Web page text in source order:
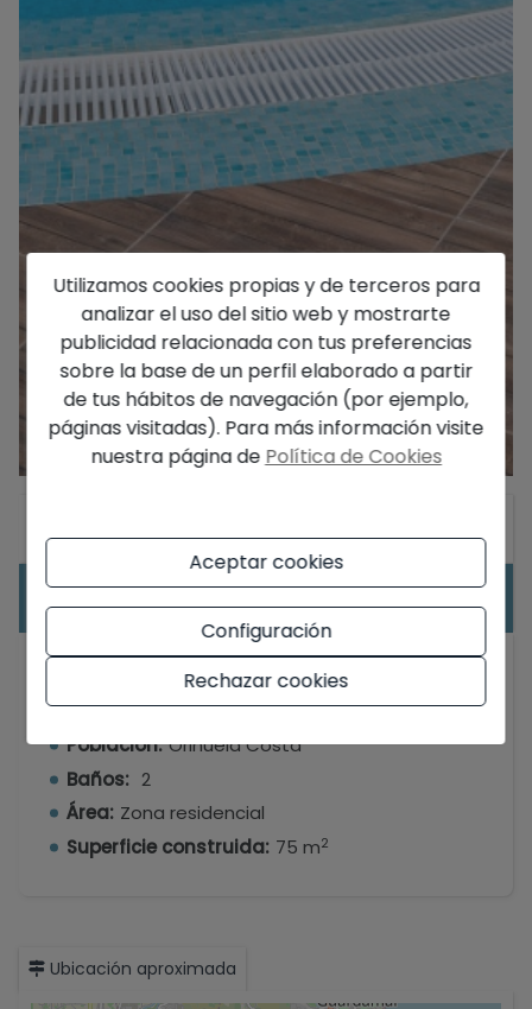
Apartamento
Dormitorios: 2
Población: Orihuela Costa
Baños: 2
Área: Zona residencial
Superficie construida: 75 m2
Ubicación aproximada
Utilizamos cookies propias y de terceros para
analizar el uso del sitio web y mostrarte
publicidad relacionada con tus preferencias
sobre la base de un perfil elaborado a partir
de tus hábitos de navegación (por ejemplo,
páginas visitadas). Para más información visite
nuestra página de Política de Cookies
Aceptar cookies
Configuración
Rechazar cookies